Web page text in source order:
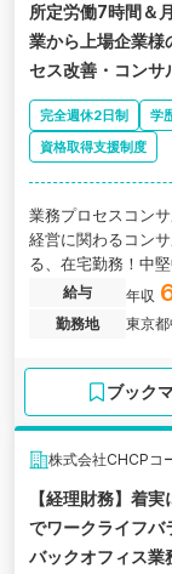
所定労働7時間＆
業から上場企業様
セス改善・コンサ
完全週休2日制 学
資格取得支援制度
業務プロセスコン
経営に関わるコン
る、在宅勤務！中
うコンサルティン
給与 年収
勤務地
東京
ブック
株式会社CHCPコ
【経理財務】着
でワークライフバ
バックオフィス業